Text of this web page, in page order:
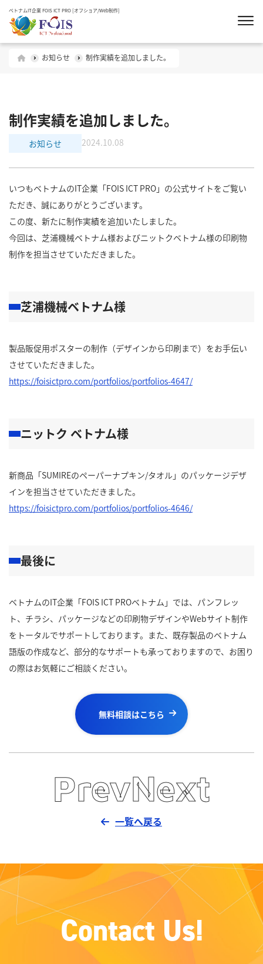
ベトナムIT企業 FOIS ICT PRO [オフショア/Web制作]
お知らせ 制作実績を追加しました。
制作実績を追加しました。
お知らせ 2024.10.08
いつもベトナムのIT企業「FOIS ICT PRO」の公式サイトをご覧い
ただき、誠にありがとうございます。
この度、新たに制作実績を追加いたしました。
今回は、芝浦機械ベトナム様およびニットクベトナム様の印刷物
制作を担当させていただきました。
芝浦機械ベトナム様
製品販促用ポスターの制作（デザインから印刷まで）をお手伝い
させていただきました。
https://foisictpro.com/portfolios/portfolios-4647/
ニットク ベトナム様
新商品「SUMIREのペーパーナプキン/タオル」のパッケージデザ
インを担当させていただきました。
https://foisictpro.com/portfolios/portfolios-4646/
最後に
ベトナムのIT企業「FOIS ICT PROベトナム」では、パンフレッ
ト、チラシ、パッケージなどの印刷物デザインやWebサイト制作
をトータルでサポートしております。また、既存製品のベトナム
語版の作成など、部分的なサポートも承っておりますので、お困り
の際はお気軽にご相談ください。
無料相談はこちら
PrevNext
一覧へ戻る
Contact Us!